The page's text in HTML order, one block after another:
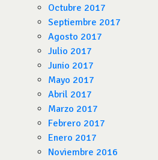
Octubre 2017
Septiembre 2017
Agosto 2017
Julio 2017
Junio 2017
Mayo 2017
Abril 2017
Marzo 2017
Febrero 2017
Enero 2017
Noviembre 2016